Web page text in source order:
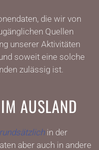
die wir von
Quellen
unserer Aktivitäten
soweit eine solche
zulässig ist.
AUSLAND
in der
aber auch in andere